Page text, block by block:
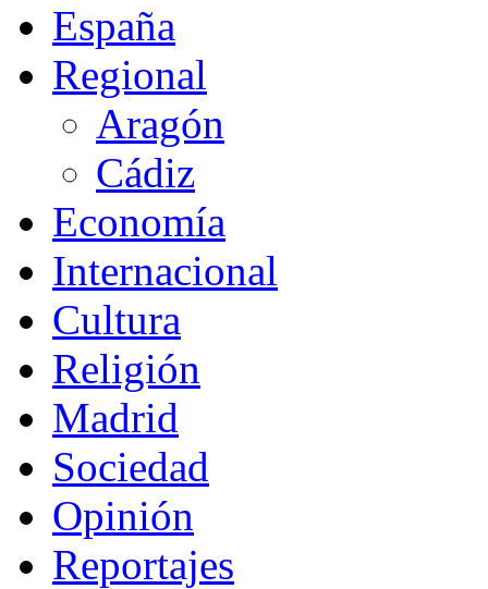
España
Regional
Aragón
Cádiz
Economía
Internacional
Cultura
Religión
Madrid
Sociedad
Opinión
Reportajes